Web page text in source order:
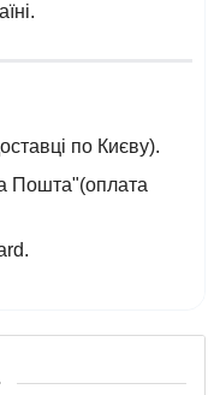
по Києву).
Пошта"(оплата